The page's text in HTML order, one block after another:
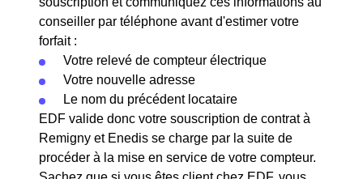
conseiller par téléphone avant d'estimer votre
forfait :
Votre relevé de compteur électrique
Votre nouvelle adresse
Le nom du précédent locataire
EDF valide donc votre souscription de contrat à
Remigny et Enedis se charge par la suite de
procéder à la mise en service de votre compteur.